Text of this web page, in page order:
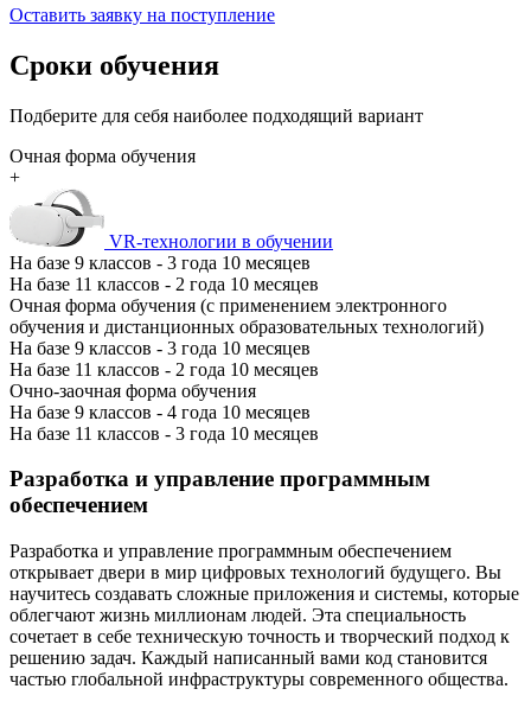
Оставить заявку на поступление
Сроки обучения
Подберите для себя наиболее подходящий вариант
Очная форма обучения
+
VR-технологии в обучении
На базе 9 классов - 3 года 10 месяцев
На базе 11 классов - 2 года 10 месяцев
Очная форма обучения (с применением электронного
обучения и дистанционных образовательных технологий)
На базе 9 классов - 3 года 10 месяцев
На базе 11 классов - 2 года 10 месяцев
Очно-заочная форма обучения
На базе 9 классов - 4 года 10 месяцев
На базе 11 классов - 3 года 10 месяцев
Разработка и управление программным
обеспечением
Разработка и управление программным обеспечением
открывает двери в мир цифровых технологий будущего. Вы
научитесь создавать сложные приложения и системы, которые
облегчают жизнь миллионам людей. Эта специальность
сочетает в себе техническую точность и творческий подход к
решению задач. Каждый написанный вами код становится
частью глобальной инфраструктуры современного общества.